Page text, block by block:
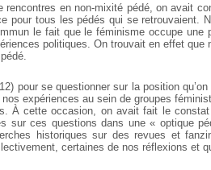
rencontres en non-mixité pédé, on avait
pour tous les pédés qui se retrouvaient.
le fait que le féminisme occupe une
politiques. On trouvait en effet que
pour se questionner sur la position
expériences au sein de groupes
À cette occasion, on avait fait le constat
sur ces questions dans une « optique
historiques sur des revues et
certaines de nos réflexions et